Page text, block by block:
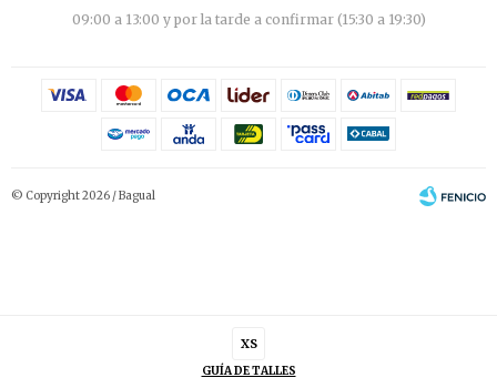
XS
GUÍA DE TALLES
09:00 a 13:00 y por la tarde a confirmar (15:30 a 19:30)
© Copyright 2026 / Bagual